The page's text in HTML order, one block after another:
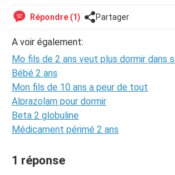
Répondre (1) Partager
A voir également:
Mo fils de 2 ans veut plus dormir dans
Bébé 2 ans
Mon fils de 10 ans a peur de tout
Alprazolam pour dormir
Beta 2 globuline
Médicament périmé 2 ans
1 réponse